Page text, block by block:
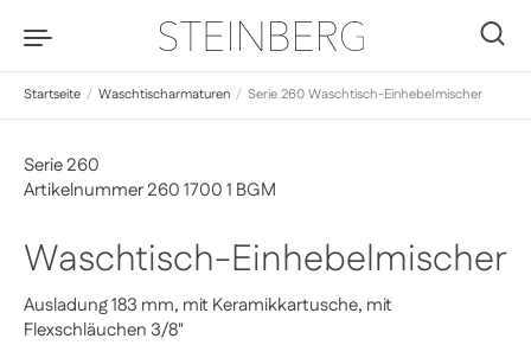
Startseite / Waschtischarmaturen / Serie 260 Waschtisch-Einhebelmischer
Waschtisch-Einhebelmischer
Ausladung 183 mm, mit Keramikkartusche, mit
Flexschläuchen 3/8"
Serie 260
Artikelnummer 260 1700 1 BGM